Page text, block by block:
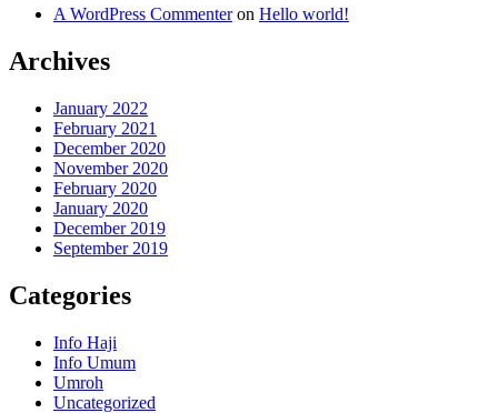
A WordPress Commenteron Hello world!
Archives
January 2022
February 2021
December 2020
November 2020
February 2020
January 2020
December 2019
September 2019
Categories
Info Haji
Info Umum
Umroh
Uncategorized